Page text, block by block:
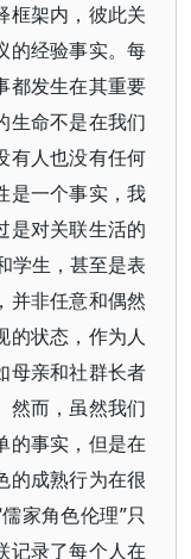
框架内，彼此关
的经验事实。每
都发生在其重要
生命不是在我们
有人也没有任何
是一个事实，我
是对关联生活的
学生，甚至是表
并非任意和偶然
的状态，作为人
母亲和社群长者
然而，虽然我们
的事实，但是在
的成熟行为在很
家角色伦理”只
记录了每个人在